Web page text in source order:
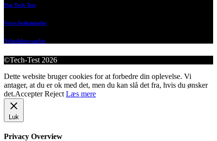
Om Tech-Test
Vores bedømmelse
Nyhedsbrevsarkiv
©Tech-Test 2026
Dette website bruger cookies for at forbedre din oplevelse. Vi
antager, at du er ok med det, men du kan slå det fra, hvis du ønsker
det.Accepter Reject Læs mere
Luk
Privacy Overview